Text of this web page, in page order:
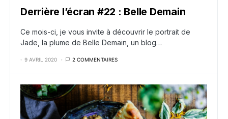
Derrière l’écran #22 : Belle Demain
Ce mois-ci, je vous invite à découvrir le portrait de
Jade, la plume de Belle Demain, un blog…
9 AVRIL 2020 2 COMMENTAIRES